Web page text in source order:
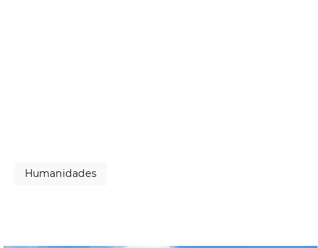
Humanidades